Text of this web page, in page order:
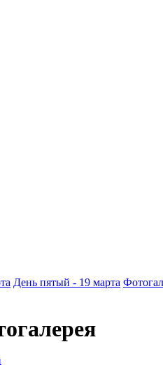
День пятый - 19 марта